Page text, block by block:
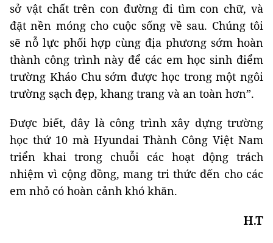
sở vật chất trên con đường đi tìm con chữ, và
đặt nền móng cho cuộc sống về sau. Chúng tôi
sẽ nỗ lực phối hợp cùng địa phương sớm hoàn
thành công trình này để các em học sinh điểm
trường Kháo Chu sớm được học trong một ngôi
trường sạch đẹp, khang trang và an toàn hơn”.
Được biết, đây là công trình xây dựng trường
học thứ 10 mà Hyundai Thành Công Việt Nam
triển khai trong chuỗi các hoạt động trách
nhiệm vì cộng đồng, mang tri thức đến cho các
em nhỏ có hoàn cảnh khó khăn.
H.T